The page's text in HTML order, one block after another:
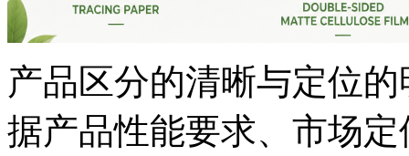
产品区分的清晰与定位
据产品性能要求、市场